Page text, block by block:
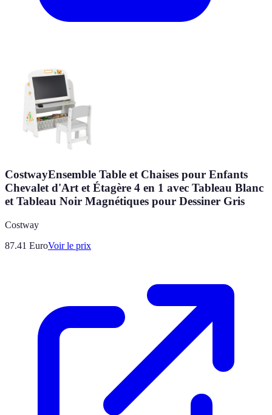
CostwayEnsemble Table et Chaises pour Enfants
Chevalet d'Art et Étagère 4 en 1 avec Tableau Blanc
et Tableau Noir Magnétiques pour Dessiner Gris
Costway
87.41 EuroVoir le prix